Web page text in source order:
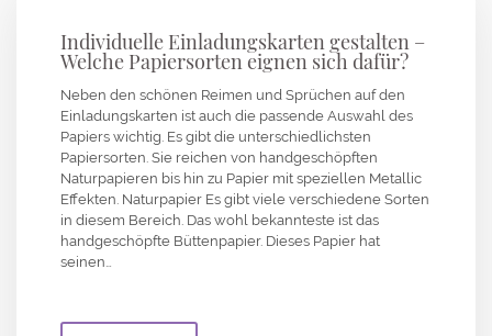
Individuelle Einladungskarten gestalten –
Welche Papiersorten eignen sich dafür?
Neben den schönen Reimen und Sprüchen auf den
Einladungskarten ist auch die passende Auswahl des
Papiers wichtig. Es gibt die unterschiedlichsten
Papiersorten. Sie reichen von handgeschöpften
Naturpapieren bis hin zu Papier mit speziellen Metallic
Effekten. Naturpapier Es gibt viele verschiedene Sorten
in diesem Bereich. Das wohl bekannteste ist das
handgeschöpfte Büttenpapier. Dieses Papier hat
seinen…